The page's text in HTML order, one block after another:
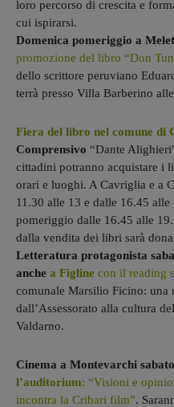
loro percorso di crescita e
cui ispirarsi.
Domenica pomeriggio a
promozione del libro “Don
dello scrittore peruviano
terrà presso Villa Barberino
Fiera del libro nel comune di
Comprensivo “Dante
cittadini potranno acquistare i
orari e luoghi. A Cavriglia e a
11.30 alle 13 e dalle 16.45 alle
pomeriggio dalle 16.45 alle
dalla vendita dei libri sarà
Letteratura protagonista
anche a Figline con il reading
comunale Marsilio Ficino: una
dall’Assessorato alla cultura
Valdarno.
Cinema a Montevarchi
l’auditorium: “Visioni e
incontra la Cribari film”.